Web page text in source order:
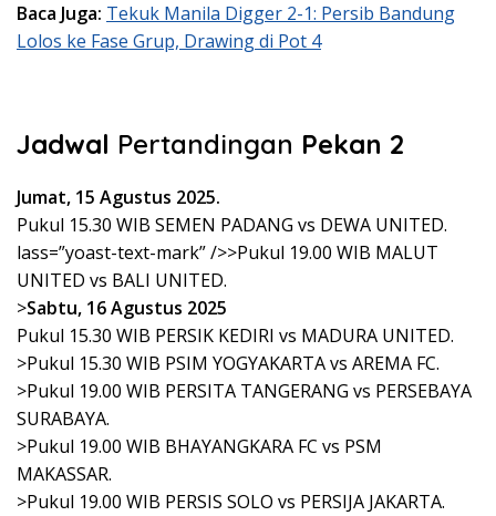
Baca Juga: Tekuk Manila Digger 2-1: Persib Bandung
Lolos ke Fase Grup, Drawing di Pot 4
Jadwal Pertandingan Pekan 2
Jumat, 15 Agustus 2025.
Pukul 15.30 WIB SEMEN PADANG vs DEWA UNITED.
lass=”yoast-text-mark” />>Pukul 19.00 WIB MALUT
UNITED vs BALI UNITED.
>Sabtu, 16 Agustus 2025
Pukul 15.30 WIB PERSIK KEDIRI vs MADURA UNITED.
>Pukul 15.30 WIB PSIM YOGYAKARTA vs AREMA FC.
>Pukul 19.00 WIB PERSITA TANGERANG vs PERSEBAYA
SURABAYA.
>Pukul 19.00 WIB BHAYANGKARA FC vs PSM
MAKASSAR.
>Pukul 19.00 WIB PERSIS SOLO vs PERSIJA JAKARTA.